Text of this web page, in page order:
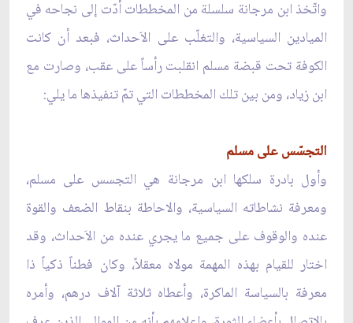
واتّخذ ابن مرجانة سلسلة من المخططات أدّت إلى نجاحه في
الميادين السياسية، والتغلّب على الاَحداث، فبعد أن كانت
الكوفة تحت قبضة مسلم انقلبت رأساً على عقب، وصارت مع
ابن زياد، ومن بين تلك المخططات التي تمّ تنفيذها ما يلي:
التجسّس على مسلم
وأول بادرة سلكها ابن مرجانة هي التجسس على مسلم،
ومعرفة نشاطاته السياسية، والاحاطة بنقاط الضعف والقوة
عنده والوقوف على جميع ما يجري عنده من الاَحداث، وقد
اختار للقيام بهذه المهمة مولاه معقلاً، وكان فطناً ذكياً ذا
معرفة بالسياسة الماكرة، وأعطاه ثلاثة آلاف درهم، وأمره